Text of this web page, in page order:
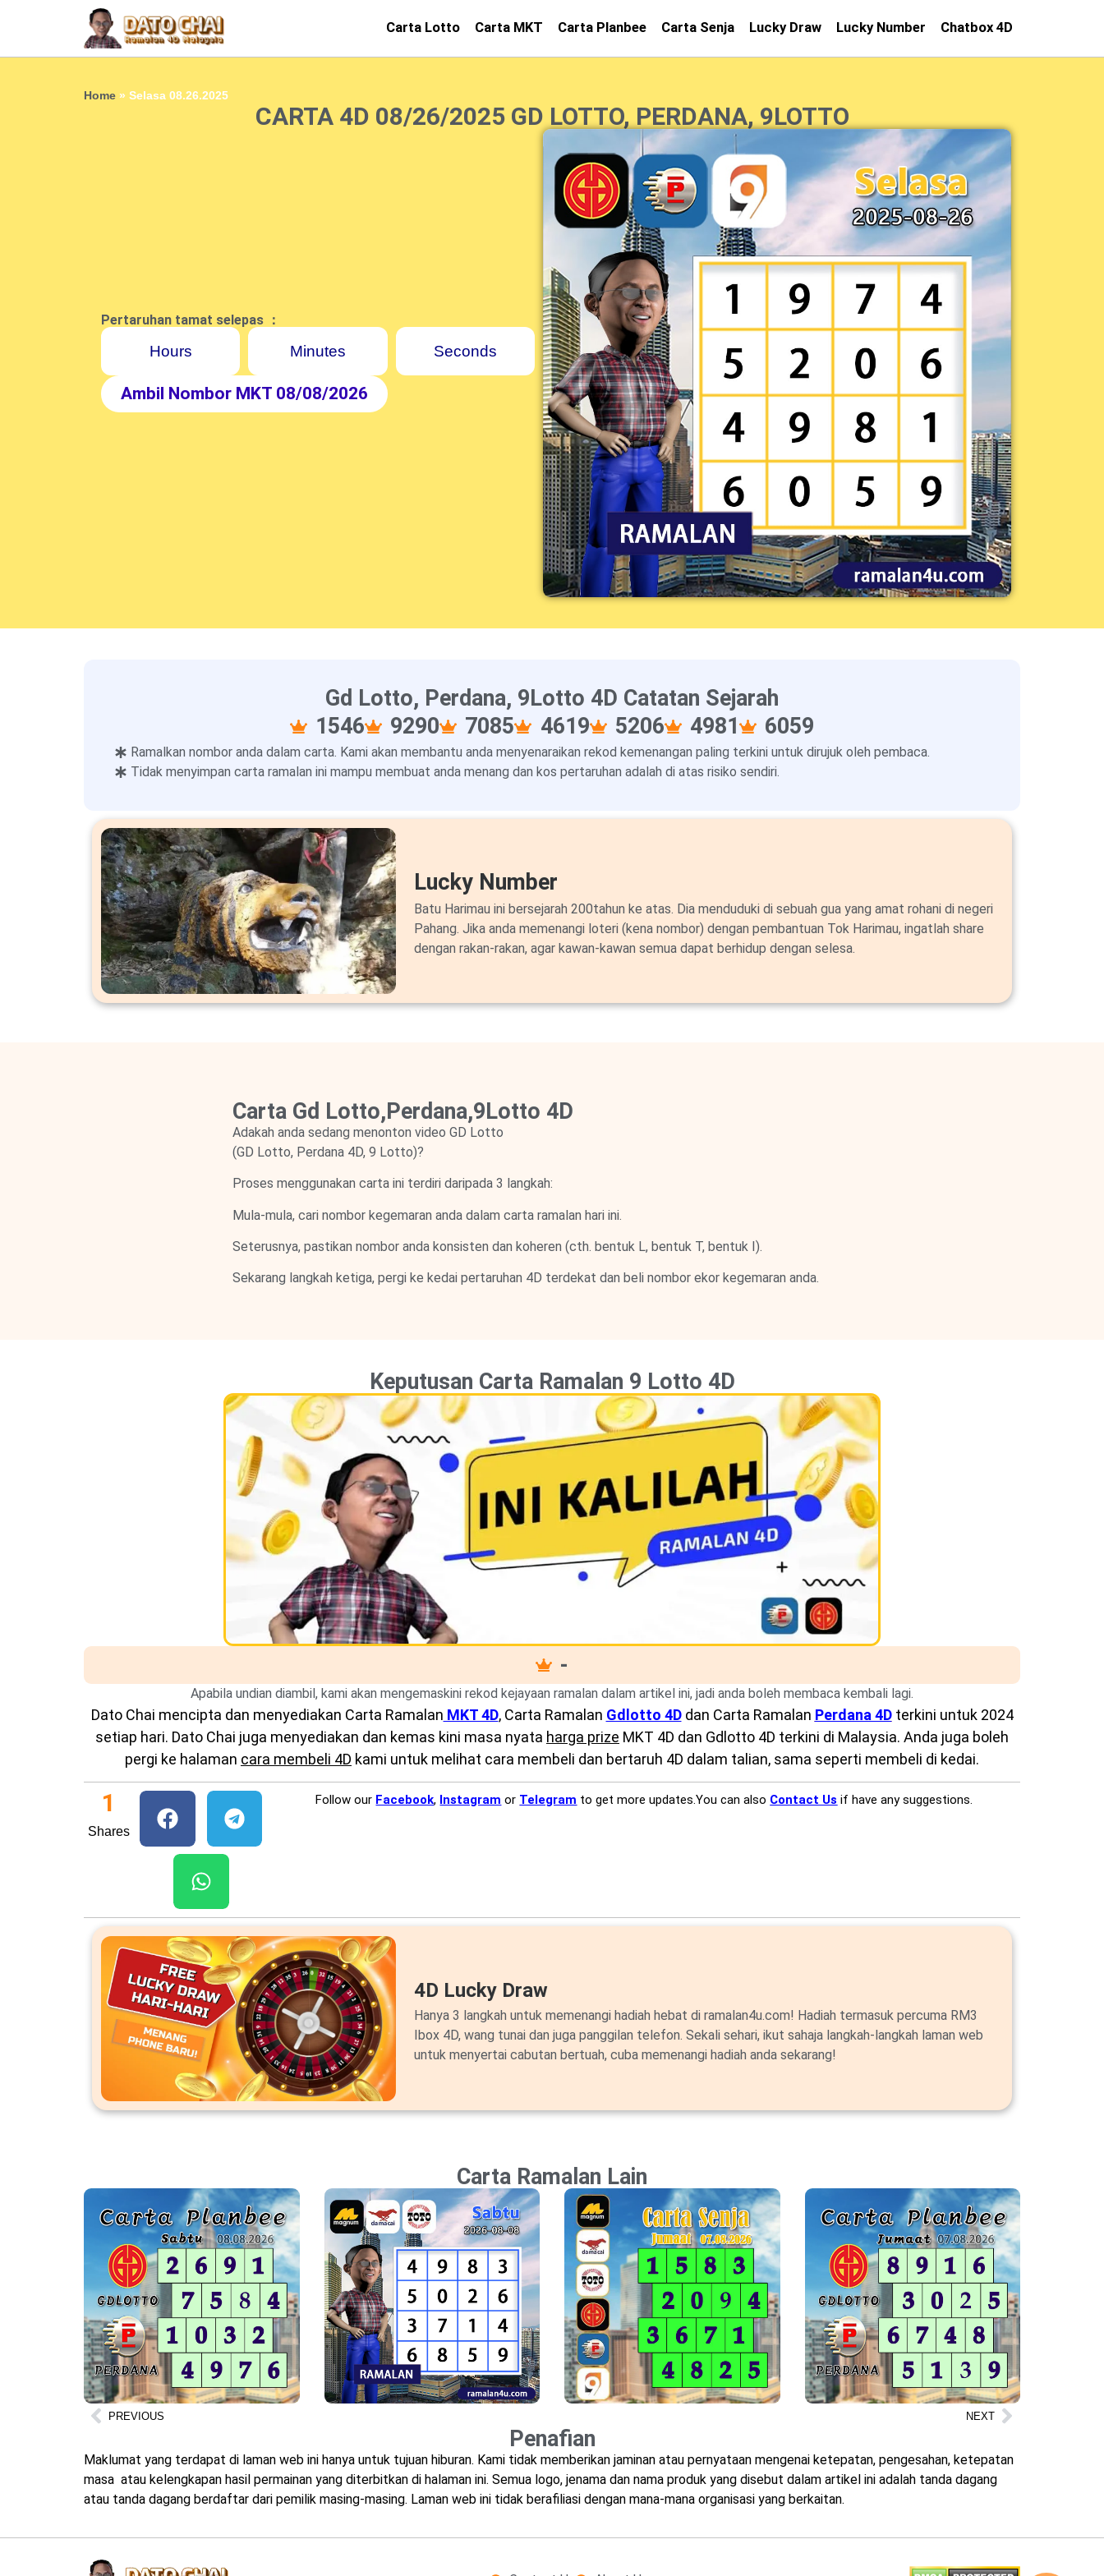
Carta Lotto Carta MKT Carta Planbee Carta Senja Lucky Draw Lucky Number Chatbox 4D
Home » Selasa 08.26.2025
CARTA 4D 08/26/2025 GD LOTTO, PERDANA, 9LOTTO
Pertaruhan tamat selepas ：
Hours Minutes Seconds
Ambil Nombor MKT 08/08/2026
Gd Lotto, Perdana, 9Lotto 4D Catatan Sejarah
1546
9290 7085 4619 5206 4981 6059
Ramalkan nombor anda dalam carta. Kami akan membantu anda menyenaraikan rekod kemenangan paling terkini untuk dirujuk oleh pembaca.
Tidak menyimpan carta ramalan ini mampu membuat anda menang dan kos pertaruhan adalah di atas risiko sendiri.
Lucky Number
Batu Harimau ini bersejarah 200tahun ke atas. Dia menduduki di sebuah gua yang amat rohani di negeri
Pahang. Jika anda memenangi loteri (kena nombor) dengan pembantuan Tok Harimau, ingatlah share
dengan rakan-rakan, agar kawan-kawan semua dapat berhidup dengan selesa.
Carta Gd Lotto,Perdana,9Lotto 4D
Adakah anda sedang menonton video GD Lotto
(GD Lotto, Perdana 4D, 9 Lotto)?
Proses menggunakan carta ini terdiri daripada 3 langkah:
Mula-mula, cari nombor kegemaran anda dalam carta ramalan hari ini.
Seterusnya, pastikan nombor anda konsisten dan koheren (cth. bentuk L, bentuk T, bentuk I).
Sekarang langkah ketiga, pergi ke kedai pertaruhan 4D terdekat dan beli nombor ekor kegemaran anda.
Keputusan Carta Ramalan 9 Lotto 4D
-
Apabila undian diambil, kami akan mengemaskini rekod kejayaan ramalan dalam artikel ini, jadi anda boleh membaca kembali lagi.
Dato Chai mencipta dan menyediakan Carta Ramalan MKT 4D, Carta Ramalan Gdlotto 4Ddan Carta Ramalan Perdana 4Dterkini untuk 2024
setiap hari. Dato Chai juga menyediakan dan kemas kini masa nyata harga prize MKT 4D dan Gdlotto 4D terkini di Malaysia. Anda juga boleh
pergi ke halaman cara membeli 4D kami untuk melihat cara membeli dan bertaruh 4D dalam talian, sama seperti membeli di kedai.
Shares
1 Follow our Facebook, Instagram or Telegram to get more updates.You can also Contact Us if have any suggestions.
4D Lucky Draw
Hanya 3 langkah untuk memenangi hadiah hebat di ramalan4u.com! Hadiah termasuk percuma RM3
Ibox 4D, wang tunai dan juga panggilan telefon. Sekali sehari, ikut sahaja langkah-langkah laman web
untuk menyertai cabutan bertuah, cuba memenangi hadiah anda sekarang!
Carta Ramalan Lain
PREVIOUS NEXT
Penafian
Maklumat yang terdapat di laman web ini hanya untuk tujuan hiburan. Kami tidak memberikan jaminan atau pernyataan mengenai ketepatan, pengesahan, ketepatan
masa atau kelengkapan hasil permainan yang diterbitkan di halaman ini. Semua logo, jenama dan nama produk yang disebut dalam artikel ini adalah tanda dagang
atau tanda dagang berdaftar dari pemilik masing-masing. Laman web ini tidak berafiliasi dengan mana-mana organisasi yang berkaitan.